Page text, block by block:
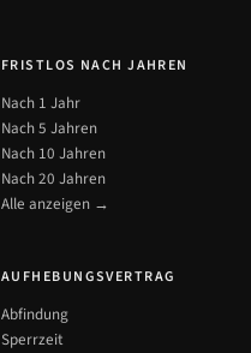
FRISTLOS NACH JAHREN
Nach 1 Jahr
Nach 5 Jahren
Nach 10 Jahren
Nach 20 Jahren
Alle anzeigen →
AUFHEBUNGSVERTRAG
Abfindung
Sperrzeit